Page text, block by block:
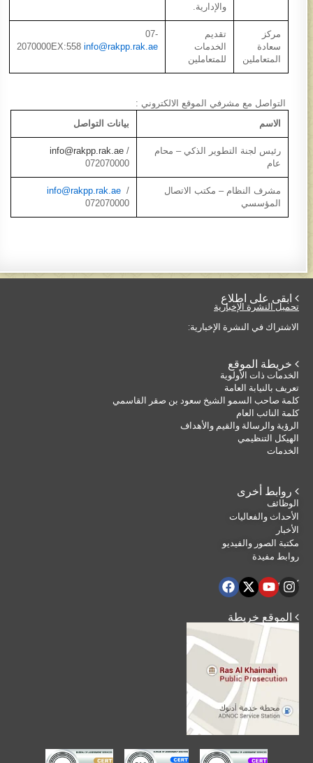
والإدارية.​
مركز
سعادة
المتعاملين​
تقديم
الخدمات
للمتعاملين​
07-
2070000EX:558 info@rakpp.rak.ae
التواصل مع مشرفي الموقع الالكتروني :
الاسم
بيانات التواصل
رئيس لجنة التطوير الذكي – محام
عام
info@rakpp.rak.ae /
072070000
مشرف النظام – مكتب الاتصال
المؤسسي
info@rakpp.rak.ae /
072070000
 ابقى على اطلاع
تحميل النشرة الإخبارية
الاشتراك في النشرة الإخبارية:
 خريطة الموقع
الخدمات ذات الأولوية
تعريف بالنيابة العامة
كلمة صاحب السمو الشيخ سعود بن صقر القاسمي
كلمة النائب العام
الرؤية والرسالة والقيم والأهداف
الهيكل التنظيمي
الخدمات
 روابط أخرى
الوظائف
الأحداث والفعاليات
الأخبار
مكتبة الصور والفيديو
روابط مفيدة
 تابعنا
 الموقع خريطة